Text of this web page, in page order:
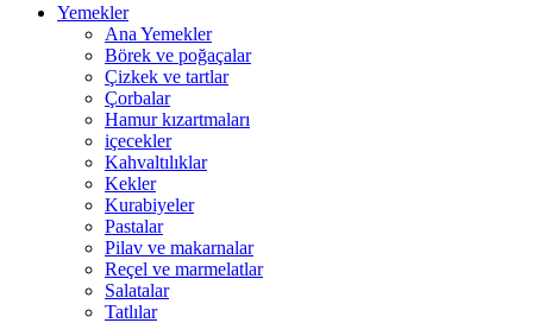
Yemekler
Ana Yemekler
Börek ve poğaçalar
Çizkek ve tartlar
Çorbalar
Hamur kızartmaları
içecekler
Kahvaltılıklar
Kekler
Kurabiyeler
Pastalar
Pilav ve makarnalar
Reçel ve marmelatlar
Salatalar
Tatlılar